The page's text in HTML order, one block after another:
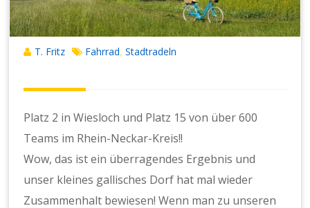
T. Fritz Fahrrad ,Stadtradeln
Platz 2 in Wiesloch und Platz 15 von über 600
Teams im Rhein-Neckar-Kreis!!
Wow, das ist ein überragendes Ergebnis und
unser kleines gallisches Dorf hat mal wieder
Zusammenhalt bewiesen! Wenn man zu unseren